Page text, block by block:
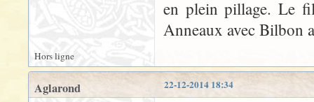
en plein pillage. Le
Anneaux avec Bilbon
Hors ligne
22-12-2014 18:34
Aglarond